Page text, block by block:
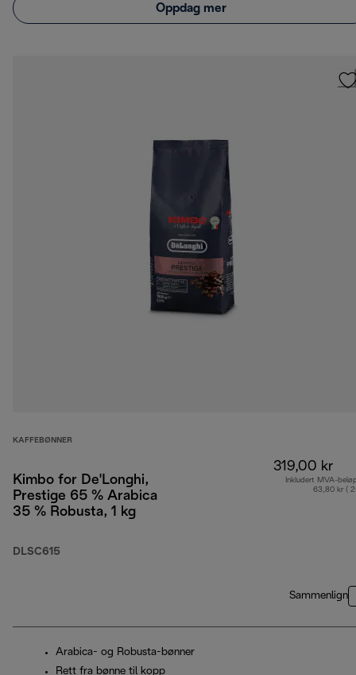
Oppdag mer
KAFFEBØNNER
Kimbo for De'Longhi,
Prestige 65 % Arabica
35 % Robusta, 1 kg
DLSC615
319,00 kr
Inkludert MVA-
63,80 kr (
Sammenlign
Arabica- og Robusta-bønner
Rett fra bønne til kopp